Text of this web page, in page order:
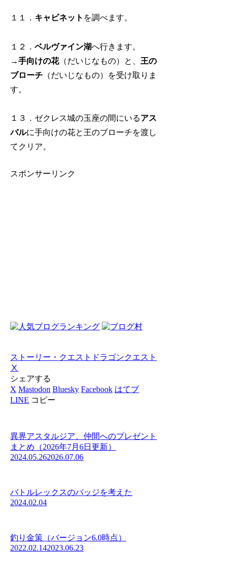
１１． キャビネット を調べます。
１２．ベルヴァイン湖へ行きます。
→手向けの花（だいじなもの）と、 王の
ブローチ （だいじなもの）を受け取りま
す。
１３．ゼクレス城の玉座の間にいるアス
バルに手向けの花と王のブローチを渡し
てクリア。
スポンサーリンク
ストーリー・クエスト ドラゴンクエスト
Ⅹ
シェアする
X Mastodon Bluesky Facebook はてブ
LINE コピー
異界アスタルジア、仲間へのプレゼント
まとめ（2026年7月6日更新）
2024.05.262026.07.06
バトルレックスのバッジを考えた
2024.02.04
釣り金策（バージョン6.0時点）
2022.02.142023.06.23